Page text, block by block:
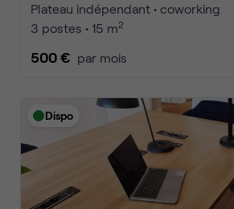
Plateau indépendant • coworking
3 postes • 15 m2
500 € par mois
Dispo